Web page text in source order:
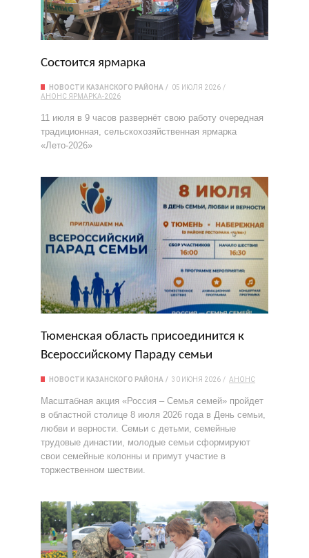
Состоится ярмарка
НОВОСТИ КАЗАНСКОГО РАЙОНА
05 ИЮЛЯ 2026
АНОНС ЯРМАРКА-2026
11 июля в 9 часов развернёт свою работу очередная
традиционная, сельскохозяйственная ярмарка
«Лето-2026»
Тюменская область присоединится к
Всероссийскому Параду семьи
НОВОСТИ КАЗАНСКОГО РАЙОНА 30 ИЮНЯ 2026 АНОНС
Масштабная акция «Россия – Семья семей» пройдет
в областной столице 8 июля 2026 года в День семьи,
любви и верности. Семьи с детьми, семейные
трудовые династии, молодые семьи сформируют
свои семейные колонны и примут участие в
торжественном шествии.